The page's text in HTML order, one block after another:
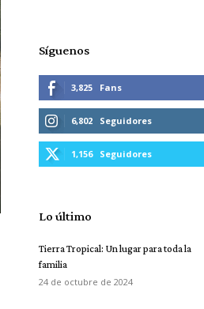
Síguenos
3,825 Fans
6,802 Seguidores
1,156 Seguidores
Lo último
Tierra Tropical: Un lugar para toda la
familia
24 de octubre de 2024